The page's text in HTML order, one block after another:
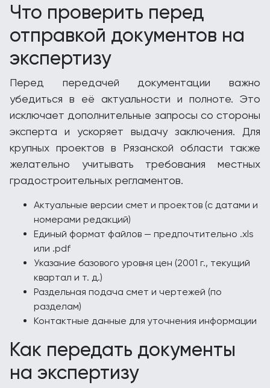
Что проверить перед
отправкой документов на
экспертизу
Перед передачей документации важно
убедиться в её актуальности и полноте. Это
исключает дополнительные запросы со стороны
эксперта и ускоряет выдачу заключения. Для
крупных проектов в Рязанской области также
желательно учитывать требования местных
градостроительных регламентов.
Актуальные версии смет и проектов (с датами и
номерами редакций)
Единый формат файлов — предпочтительно .xls
или .pdf
Указание базового уровня цен (2001 г., текущий
квартал и т. д.)
Раздельная подача смет и чертежей (по
разделам)
Контактные данные для уточнения информации
Как передать документы
на экспертизу